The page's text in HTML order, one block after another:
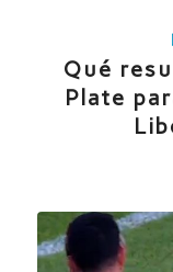
Qué
Plate